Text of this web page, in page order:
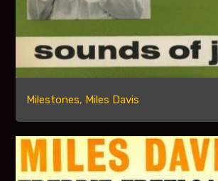
Milestones, Miles Davis